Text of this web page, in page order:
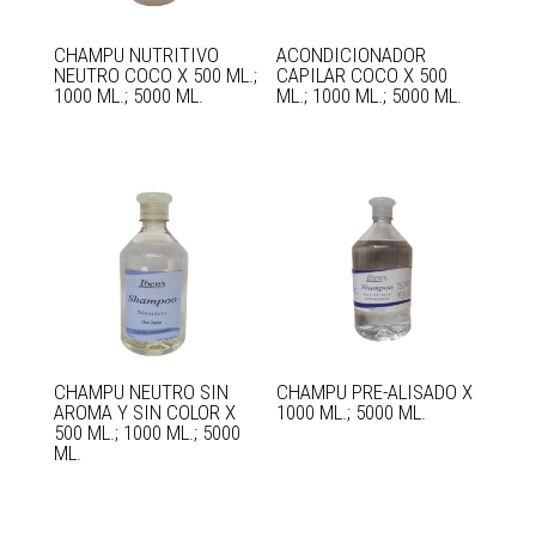
CHAMPU NUTRITIVO
NEUTRO COCO X 500 ML.;
1000 ML.; 5000 ML.
ACONDICIONADOR
CAPILAR COCO X 500
ML.; 1000 ML.; 5000 ML.
CHAMPU NEUTRO SIN
AROMA Y SIN COLOR X
500 ML.; 1000 ML.; 5000
ML.
CHAMPU PRE-ALISADO X
1000 ML.; 5000 ML.